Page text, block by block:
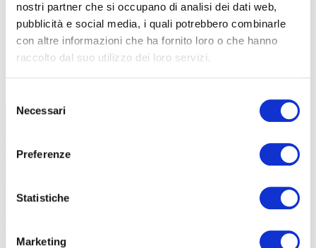
nostri partner che si occupano di analisi dei dati web,
pubblicità e social media, i quali potrebbero combinarle
con altre informazioni che ha fornito loro o che hanno
raccolto dal suo utilizzo dei loro servizi.
delNecessari
Preferenze
Statistiche
Marketing
TUTTE LE CATEGORIE DEL MAGAZINE